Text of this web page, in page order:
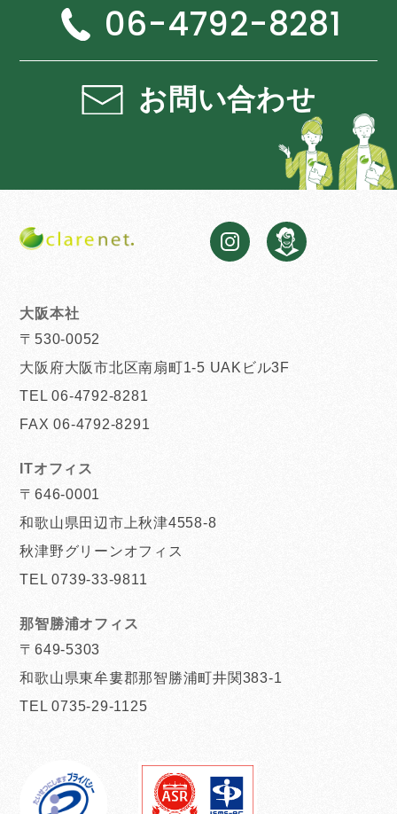
06-4792-8281
お問い合わせ
大阪本社
〒530-0052
大阪府大阪市北区南扇町1-5 UAKビル3F
TEL 06-4792-8281
FAX 06-4792-8291
ITオフィス
〒646-0001
和歌山県田辺市上秋津4558-8
秋津野グリーンオフィス
TEL 0739-33-9811
那智勝浦オフィス
〒649-5303
和歌山県東牟婁郡那智勝浦町井関383-1
TEL 0735-29-1125